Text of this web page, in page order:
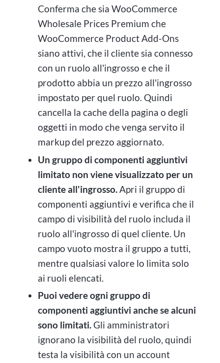
Conferma che sia WooCommerce
Wholesale Prices Premium che
WooCommerce Product Add-Ons
siano attivi, che il cliente sia connesso
con un ruolo all'ingrosso e che il
prodotto abbia un prezzo all'ingrosso
impostato per quel ruolo. Quindi
cancella la cache della pagina o degli
oggetti in modo che venga servito il
markup del prezzo aggiornato.
Un gruppo di componenti aggiuntivi
limitato non viene visualizzato per un
cliente all'ingrosso.Apri il gruppo di
componenti aggiuntivi e verifica che il
campo di visibilità del ruolo includa il
ruolo all'ingrosso di quel cliente. Un
campo vuoto mostra il gruppo a tutti,
mentre qualsiasi valore lo limita solo
ai ruoli elencati.
Puoi vedere ogni gruppo di
componenti aggiuntivi anche se alcuni
sono limitati.Gli amministratori
ignorano la visibilità del ruolo, quindi
testa la visibilità con un account